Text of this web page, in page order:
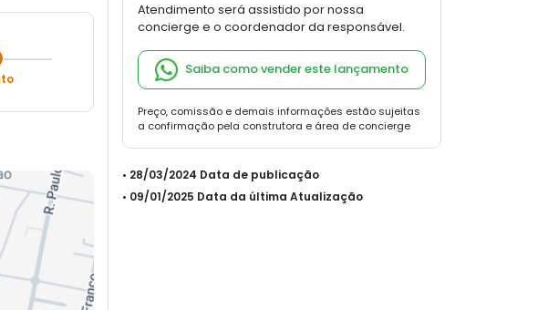
Atendimento será assistido por nossa
concierge e o coordenador da responsável.
Saiba como vender este lançamento
Preço, comissão e demais informações estão sujeitas
a confirmação pela construtora e área de concierge
• 28/03/2024 Data de publicação
• 09/01/2025 Data da última Atualização